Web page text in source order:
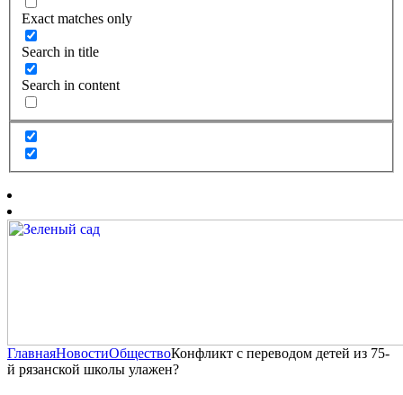
Exact matches only
Search in title
Search in content
ГлавнаяНовостиОбществоКонфликт с переводом детей из 75-
й рязанской школы улажен?